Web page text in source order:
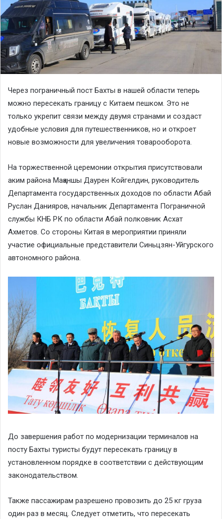
Через пограничный пост Бахты в нашей области теперь
можно пересекать границу с Китаем пешком. Это не
только укрепит связи между двумя странами и создаст
удобные условия для путешественников, но и откроет
новые возможности для увеличения товарооборота.
На торжественной церемонии открытия присутствовали
аким района Мақаншы Даурен Койгелдин, руководитель
Департамента государственных доходов по области Абай
Руслан Данияров, начальник Департамента Пограничной
службы КНБ РК по области Абай полковник Асхат
Ахметов. Со стороны Китая в мероприятии приняли
участие официальные представители Синьцзян-Уйгурского
автономного района.
До завершения работ по модернизации терминалов на
посту Бахты туристы будут пересекать границу в
установленном порядке в соответствии с действующим
законодательством.
Также пассажирам разрешено провозить до 25 кг груза
один раз в месяц. Следует отметить, что пересекать